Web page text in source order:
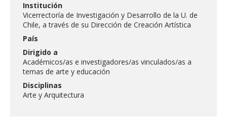
Académicas/os Egresadas/os
Institución
Vicerrectoría de Investigación y Desarrollo de la U. de
Chile, a través de su Dirección de Creación Artística
País
Dirigido a
Académicos/as e investigadores/as vinculados/as a
temas de arte y educación
Disciplinas
Arte y Arquitectura